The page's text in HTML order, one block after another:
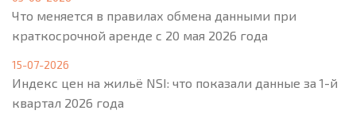
Что меняется в правилах обмена данными при
краткосрочной аренде с 20 мая 2026 года
15-07-2026
Индекс цен на жильё NSI: что показали данные за 1-й
квартал 2026 года